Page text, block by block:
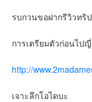
เบลเยี่ยม
สเปน
โครเอเชีย
รบกวนขอฝากรีวิวท
การเตรียมตัวก่อนไป
http://
เจาะลึกโอไดบะ